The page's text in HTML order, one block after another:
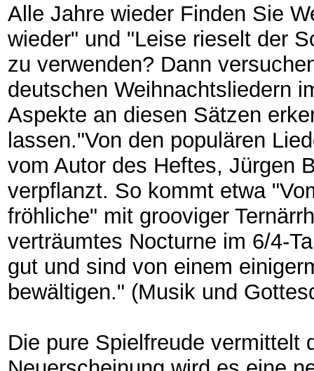
Alle Jahre wieder Finden Sie
wieder" und "Leise rieselt der
zu verwenden? Dann
deutschen Weihnachtsliedern
Aspekte an diesen Sätzen
lassen."Von den populären
vom Autor des Heftes, Jürgen
verpflanzt. So kommt etwa
fröhliche" mit grooviger
verträumtes Nocturne im 6/4-
gut und sind von einem
bewältigen." (Musik und
Die pure Spielfreude vermittelt